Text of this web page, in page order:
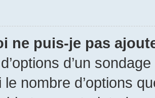
ne puis-je pas
d’un
le nombre d’options